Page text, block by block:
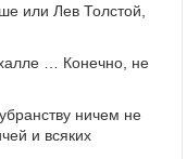
или Лев Толстой,
… Конечно, не
ничем не
и всяких